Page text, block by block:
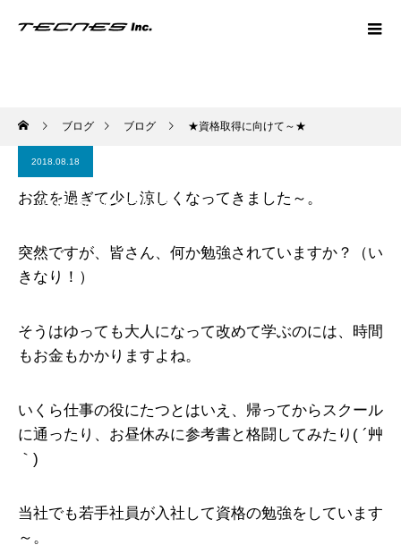
ブログ ブログ ★資格取得に向けて～★
2018.08.18
★資格取得に向けて～★
お盆を過ぎて少し涼しくなってきました～。
突然ですが、皆さん、何か勉強されていますか？（い
きなり！）
そうはゆっても大人になって改めて学ぶのには、時間
もお金もかかりますよね。
いくら仕事の役にたつとはいえ、帰ってからスクール
に通ったり、お昼休みに参考書と格闘してみたり( ´艸
｀)
当社でも若手社員が入社して資格の勉強をしています
～。